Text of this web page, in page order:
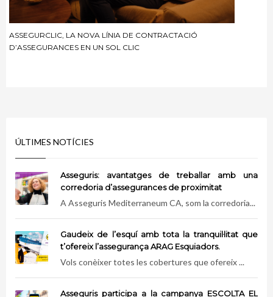
ASSEGURCLIC, LA NOVA LÍNIA DE CONTRACTACIÓ
D’ASSEGURANCES EN UN SOL CLIC
ÚLTIMES NOTÍCIES
Asseguris: avantatges de treballar amb una
corredoria d’assegurances de proximitat
A Asseguris Mediterraneum CA, som la corredoria...
Gaudeix de l’esquí amb tota la tranquil·litat que
t’ofereix l’assegurança ARAG Esquiadors.
Vols conèixer totes les cobertures que ofereix ...
Asseguris participa a la campanya ESCOLTA EL